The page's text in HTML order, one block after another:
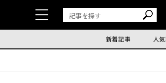
新着記事 人